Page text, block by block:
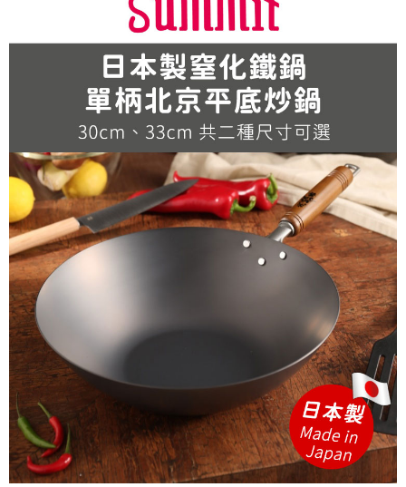
３．收到繳費通知簡訊後14天內，點擊此簡訊中的連結，可透過四大超商／
ATM／網路銀行／等多元方式進行付款，方視為交易完成。
※ 請注意：結帳手續完成當下不需立刻繳費，但若您需要取消訂單，請聯絡
購買商品的店家。未經商家同意取消之訂單仍視為有效，需透過AFTEE先享
後付繳納相關費用。
※ 交易是否成功請以「AFTEE先享後付 」之結帳頁面顯示為準，若有關於
是否繳費成功／繳費後需取消欲退款等相關疑問，請聯繫「AFTEE先享後付
https://netprotections.freshdesk.com/support/home
【注意事項】
１．透過由恩沛科技股份有限公司提供之「AFTEE先享後付」服務完成之交
易，需依本服務之必要範圍內提供個人資料，並將交易相關給付款項請求債
權轉讓予恩沛科技股份有限公司。
２．關於個人資料處理事宜，請瀏覽以下網址：
https://aftee.tw/terms/#terms3
３．未成年的使用者請事先徵得法定代理人或監護人之同意方可使用
「AFTEE先享後付」，若未經同意申辦者引起之損失，本公司不負相關責
任。
４．使用「AFTEE先享後付」時，將依據個別帳號之用戶狀況，依本公司即
時審查核予不同之上限額度；若仍有額度不足之情形，本公司將視審查結果
請求用戶進行身份認證。
５．嚴禁一人註冊多個帳號或使用他人資訊註冊。若發現惡意使用之情形，
恩沛科技股份有限公司將有權停止該用戶之使用額度並採取法律行動。
每筆NT$150，滿NT$2,000(含以上)免運費